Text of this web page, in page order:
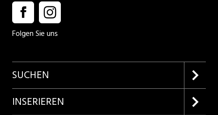
Folgen Sie uns
SUCHEN
Firmenprofile entdecken
INSERIEREN